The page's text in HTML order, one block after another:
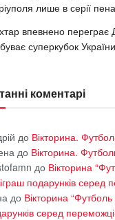
лише в серії
впевнено переграє
суперкубок України
коментарі
до Вікторина.
до Вікторина.
до Вікторина
подарунків серед
до Вікторина
серед